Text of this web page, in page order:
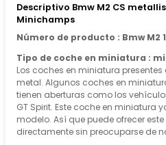
Descriptivo Bmw M2 CS
Minichamps
Número de producto : Bmw M2
Tipo de coche en miniatura :
Los coches en miniatura presentes
metal. Algunos coches en
tienen aberturas como los
GT Spirit. Este coche en miniatura
modelo. Así que puede ofrecer
directamente sin preocuparse de